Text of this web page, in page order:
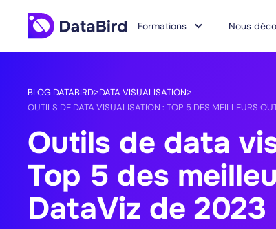
Formations Nous
BLOG DATABIRD>DATA VISUALISATION>
OUTILS DE DATA VISUALISATION : TOP 5 DES MEILLEURS
Outils de data
Top 5 des
DataViz de 2023